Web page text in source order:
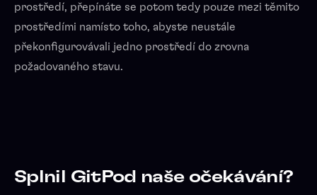
prostředí, přepínáte se potom tedy pouze mezi těmito
prostředími namísto toho, abyste neustále
překonfigurovávali jedno prostředí do zrovna
požadovaného stavu.
Splnil GitPod naše očekávání?